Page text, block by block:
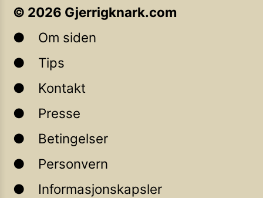
© 2026 Gjerrigknark.com
Om siden
Tips
Kontakt
Presse
Betingelser
Personvern
Informasjonskapsler